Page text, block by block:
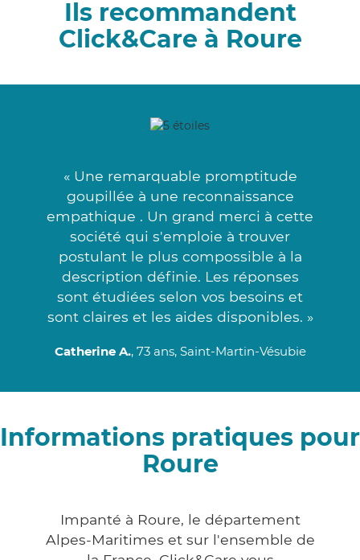
Ils recommandent
Click&Care à Roure
« Une remarquable promptitude
goupillée à une reconnaissance
empathique . Un grand merci à cette
société qui s'emploie à trouver
postulant le plus compossible à la
description définie. Les réponses
sont étudiées selon vos besoins et
sont claires et les aides disponibles. »
Catherine A., 73 ans, Saint-Martin-Vésubie
Informations pratiques pour
Roure
Impanté à Roure, le département
Alpes-Maritimes et sur l'ensemble de